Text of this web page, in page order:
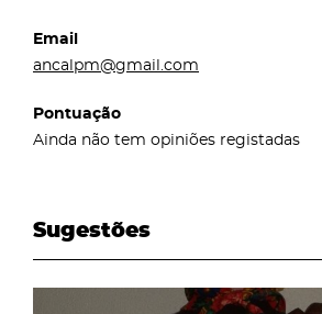
Email
ancalpm@gmail.com
Pontuação
Ainda não tem opiniões registadas
Sugestões